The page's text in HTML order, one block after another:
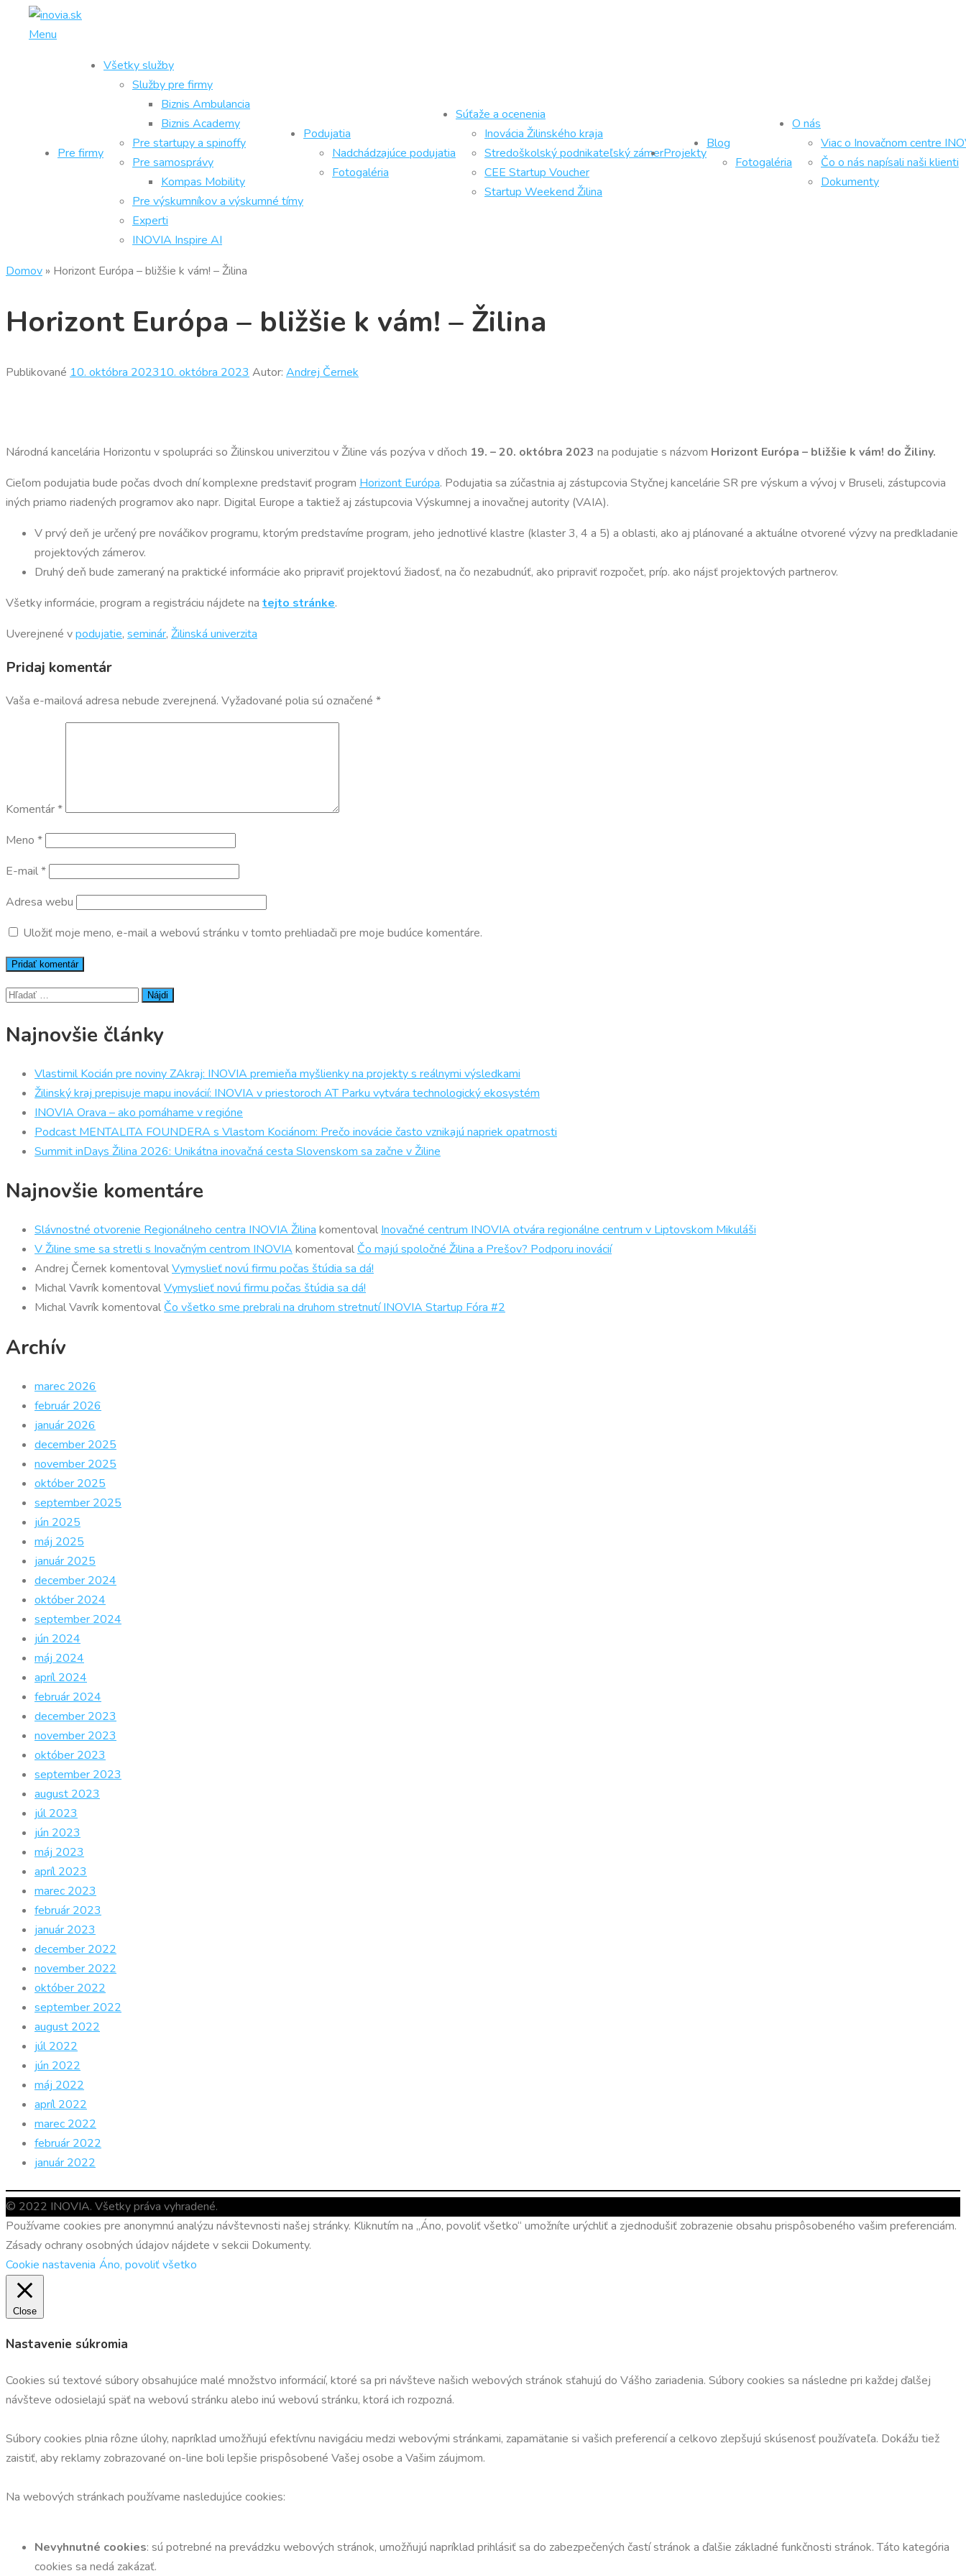
Prejsť
Menu
Pre firmy
Všetky služby
Služby pre firmy
Biznis Ambulancia
Biznis Academy
Pre startupy a spinoffy
Pre samosprávy
Kompas Mobility
Pre výskumníkov a výskumné tímy
Experti
INOVIA Inspire AI
Podujatia
Nadchádzajúce podujatia
Fotogaléria
Súťaže a ocenenia
Inovácia Žilinského kraja
Stredoškolský podnikateľský zámer
CEE Startup Voucher
Startup Weekend Žilina
Projekty
Blog
Fotogaléria
O nás
Viac o Inovačnom centre
Čo o nás napísali naši klienti
Dokumenty
Domov » Horizont Európa – bližšie k vám! – Žilina
Horizont Európa – bližšie k vám! – Žilina
Publikované 10. októbra 202310. októbra 2023 Autor: Andrej Černek
Národná kancelária Horizontu v spolupráci so Žilinskou univerzitou v Žiline vás pozýva v dňoch 19. – 20. októbra 2023 na podujatie s názvom Horizont Európa – bližšie k vám! do Žiliny.
Cieľom podujatia bude počas dvoch dní komplexne predstaviť program Horizont Európa. Podujatia sa zúčastnia aj zástupcovia Styčnej kancelárie SR pre výskum a vývoj v Bruseli, zástupcovia
iných priamo riadených programov ako napr. Digital Europe a taktiež aj zástupcovia Výskumnej a inovačnej autority (VAIA).
V prvý deň je určený pre nováčikov programu, ktorým predstavíme program, jeho jednotlivé klastre (klaster 3, 4 a 5) a oblasti, ako aj plánované a aktuálne otvorené výzvy na predkladanie
projektových zámerov.
Druhý deň bude zameraný na praktické informácie ako pripraviť projektovú žiadosť, na čo nezabudnúť, ako pripraviť rozpočet, príp. ako nájsť projektových partnerov.
Všetky informácie, program a registráciu nájdete na tejto stránke.
Uverejnené vpodujatie, seminár, Žilinská univerzita
Pridaj komentár
Vaša e-mailová adresa nebude zverejnená. Vyžadované polia sú označené *
Komentár*
Meno *
E-mail*
Adresa webu
Uložiť moje meno, e-mail a webovú stránku v tomto prehliadači pre moje budúce komentáre.
Hľadať:
Najnovšie články
Vlastimil Kocián pre noviny ZAkraj: INOVIA premieňa myšlienky na projekty s reálnymi výsledkami
Žilinský kraj prepisuje mapu inovácií: INOVIA v priestoroch AT Parku vytvára technologický ekosystém
INOVIA Orava – ako pomáhame v regióne
Podcast MENTALITA FOUNDERA s Vlastom Kociánom: Prečo inovácie často vznikajú napriek opatrnosti
Summit inDays Žilina 2026: Unikátna inovačná cesta Slovenskom sa začne v Žiline
Najnovšie komentáre
Slávnostné otvorenie Regionálneho centra INOVIA Žilina komentoval Inovačné centrum INOVIA otvára regionálne centrum v Liptovskom Mikuláši
V Žiline sme sa stretli s Inovačným centrom INOVIA komentoval Čo majú spoločné Žilina a Prešov? Podporu inovácií
Andrej Černek komentovalVymyslieť novú firmu počas štúdia sa dá!
Michal Vavrík komentovalVymyslieť novú firmu počas štúdia sa dá!
Michal Vavrík komentoval Čo všetko sme prebrali na druhom stretnutí INOVIA Startup Fóra #2
Archív
marec 2026
február 2026
január 2026
december 2025
november 2025
október 2025
september 2025
jún 2025
máj 2025
január 2025
december 2024
október 2024
september 2024
jún 2024
máj 2024
apríl 2024
február 2024
december 2023
november 2023
október 2023
september 2023
august 2023
júl 2023
jún 2023
máj 2023
apríl 2023
marec 2023
február 2023
január 2023
december 2022
november 2022
október 2022
september 2022
august 2022
júl 2022
jún 2022
máj 2022
apríl 2022
marec 2022
február 2022
január 2022
© 2022 INOVIA. Všetky práva vyhradené.
Používame cookies pre anonymnú analýzu návštevnosti našej stránky. Kliknutím na „Áno, povoliť všetko“ umožníte urýchliť a zjednodušiť zobrazenie obsahu prispôsobeného vašim preferenciám.
Zásady ochrany osobných údajov nájdete v sekcii Dokumenty.
Cookie nastavenia Áno, povoliť všetko
Close
Nastavenie súkromia
Cookies sú textové súbory obsahujúce malé množstvo informácií, ktoré sa pri návšteve našich webových stránok sťahujú do Vášho zariadenia. Súbory cookies sa následne pri každej ďalšej
návšteve odosielajú späť na webovú stránku alebo inú webovú stránku, ktorá ich rozpozná.
Súbory cookies plnia rôzne úlohy, napríklad umožňujú efektívnu navigáciu medzi webovými stránkami, zapamätanie si vašich preferencií a celkovo zlepšujú skúsenosť používateľa. Dokážu tiež
zaistiť, aby reklamy zobrazované on-line boli lepšie prispôsobené Vašej osobe a Vašim záujmom.
Na webových stránkach používame nasledujúce cookies:
Nevyhnutné cookies: sú potrebné na prevádzku webových stránok, umožňujú napríklad prihlásiť sa do zabezpečených častí stránok a ďalšie základné funkčnosti stránok. Táto kategória
cookies sa nedá zakázať.